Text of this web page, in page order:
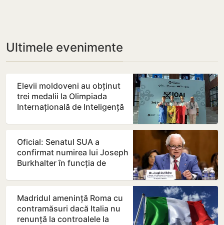
Ultimele evenimente
Elevii moldoveni au obținut
trei medalii la Olimpiada
Internațională de Inteligență
Oficial: Senatul SUA a
confirmat numirea lui Joseph
Burkhalter în funcția de
Madridul amenință Roma cu
contramăsuri dacă Italia nu
renunță la controalele la